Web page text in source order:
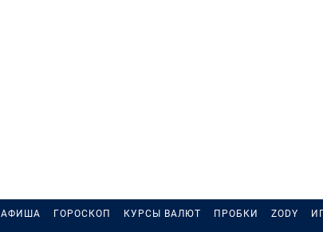
АФИША ГОРОСКОП КУРСЫ ВАЛЮТ ПРОБКИ ZODY